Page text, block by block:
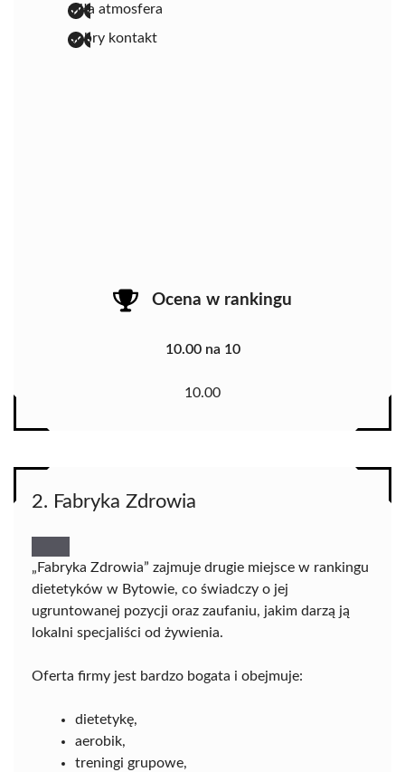
miła atmosfera
dobry kontakt
Ocena w rankingu
10.00 na 10
10.00
2. Fabryka Zdrowia
„Fabryka Zdrowia” zajmuje drugie miejsce w rankingu
dietetyków w Bytowie, co świadczy o jej
ugruntowanej pozycji oraz zaufaniu, jakim darzą ją
lokalni specjaliści od żywienia.
Oferta firmy jest bardzo bogata i obejmuje:
dietetykę,
aerobik,
treningi grupowe,